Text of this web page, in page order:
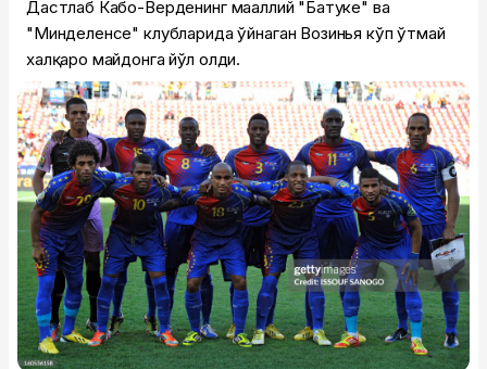
Дастлаб Кабо-Верденинг маҳаллий "Батуке" ва
"Минделенсе" клубларида ўйнаган Возинья кўп ўтмай
халқаро майдонга йўл олди.